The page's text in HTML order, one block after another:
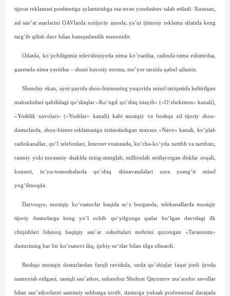
tijorat reklamasi predmetiga aylantirishga esa teran yondashuv talab etiladi. Xususan,
asl san’at asarlarini OAVlarda notijoriy asosda, ya’ni ijtimoiy reklama sifatida keng
targ‘ib qilish davr bilan hamqadamlik mezonidir.
Odatda, ko‘pchiligimiz televideniyeda nima ko‘rsatilsa, radioda nima eshittirilsa,
gazetada nima yoritilsa – shuni hayotiy norma, me’yor tarzida qabul qilamiz.
Shunday ekan, ayni paytda shou-biznesning yuqorida misol tariqasida keltirilgan
mahsulotlari qabilidagi qo‘shiqlar «Ko‘ngil qo‘shiq istaydi» («O‘zbekiston» kanali),
«Yoshlik navolari» («Yoshlar» kanali) kabi musiqiy va boshqa xil tijoriy shou-
dasturlarda, shou-biznes reklamasiga ixtisoslashgan maxsus «Navo» kanali, ko‘plab
radiokanallar, qo‘l telefonlari, Internet vositasida, ko‘cha-ko‘yda tartibli va tartibsiz,
rasmiy yoki norasmiy shakl­da ming-minglab, millionlab sotilayotgan disklar orqali,
konsert, to‘yu-tomoshalarda qo‘shiq shinavandalari uzra yomg‘ir misol
yog‘ilmoqda.
Darvoqye, musiqiy ko‘rsatuvlar haqida so‘z borganda, telekanallarda musiqiy
tijoriy dasturlarga keng yo‘l ochib qo‘yilgunga qadar bo‘lgan davrdagi ilk
chiqishlari bilanoq haqiqiy san’at oshuftalari mehrini qozongan «Tarannum»
dasturining har bir ko‘rsatuvi iliq, ijobiy so‘zlar bilan tilga olinardi.
Boshqa musiqiy dasturlardan farqli ravishda, unda qo‘shiqlar faqat jonli ijroda
namoyish etilgani, taniqli san’atkor, suhandon Shuhrat Qayumov ma’nodor savollar
bilan san’atkorlarni samimiy suhbatga tortib, dasturga yuksak professional darajada